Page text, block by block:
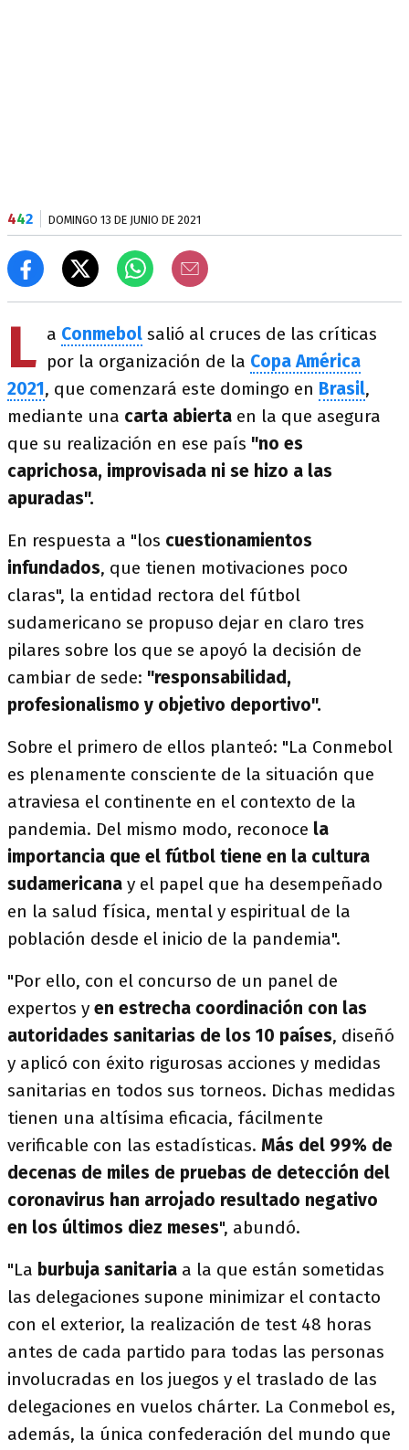
442 DOMINGO 13 DE JUNIO DE 2021
L a Conmebol salió al cruces de las críticas
por la organización de la Copa América
2021, que comenzará este domingo en Brasil,
mediante una carta abierta en la que asegura
que su realización en ese país "no es
caprichosa, improvisada ni se hizo a las
apuradas".
En respuesta a "los cuestionamientos
infundados, que tienen motivaciones poco
claras", la entidad rectora del fútbol
sudamericano se propuso dejar en claro tres
pilares sobre los que se apoyó la decisión de
cambiar de sede: "responsabilidad,
profesionalismo y objetivo deportivo".
Sobre el primero de ellos planteó: "La Conmebol
es plenamente consciente de la situación que
atraviesa el continente en el contexto de la
pandemia. Del mismo modo, reconoce la
importancia que el fútbol tiene en la cultura
sudamericana y el papel que ha desempeñado
en la salud física, mental y espiritual de la
población desde el inicio de la pandemia".
"Por ello, con el concurso de un panel de
expertos y en estrecha coordinación con las
autoridades sanitarias de los 10 países, diseñó
y aplicó con éxito rigurosas acciones y medidas
sanitarias en todos sus torneos. Dichas medidas
tienen una altísima eficacia, fácilmente
verificable con las estadísticas. Más del 99% de
decenas de miles de pruebas de detección del
coronavirus han arrojado resultado negativo
en los últimos diez meses", abundó.
"La burbuja sanitaria a la que están sometidas
las delegaciones supone minimizar el contacto
con el exterior, la realización de test 48 horas
antes de cada partido para todas las personas
involucradas en los juegos y el traslado de las
delegaciones en vuelos chárter. La Conmebol es,
además, la única confederación del mundo que